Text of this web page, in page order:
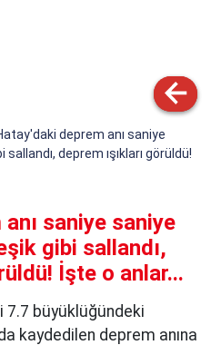
deprem anı saniye
deprem ışıkları görüldü!
saniye saniye
gibi sallandı,
İşte o anlar...
büyüklüğündeki
kaydedilen deprem anına